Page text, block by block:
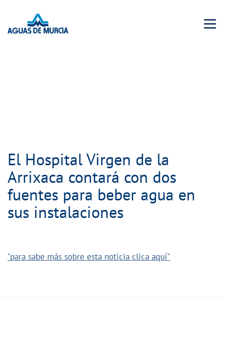
Menu
El Hospital Virgen de la
Arrixaca contará con dos
fuentes para beber agua en
sus instalaciones
"para sabe más sobre esta noticia clica aquí"